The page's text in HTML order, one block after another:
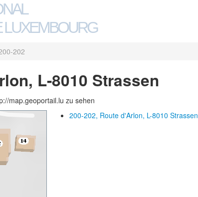
LUXEMBOURG
202
L-8010 Strassen
map.geoportail.lu zu sehen
200-202, Route d'Arlon, L-8010 Strassen